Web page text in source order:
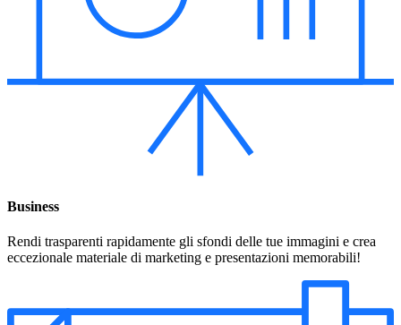
Business
Rendi trasparenti rapidamente gli sfondi delle tue immagini e crea
eccezionale materiale di marketing e presentazioni memorabili!